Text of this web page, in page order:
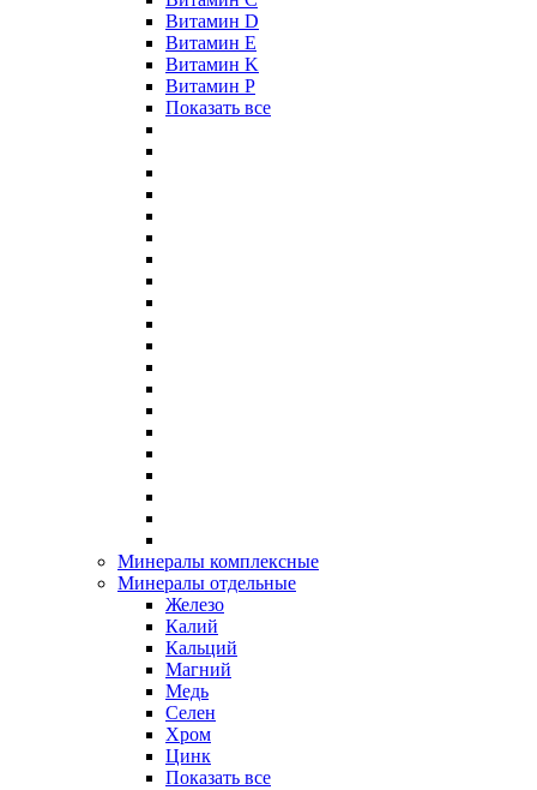
Витамин D
Витамин E
Витамин K
Витамин P
Показать все
Минералы комплексные
Минералы отдельные
Железо
Калий
Кальций
Магний
Медь
Селен
Хром
Цинк
Показать все